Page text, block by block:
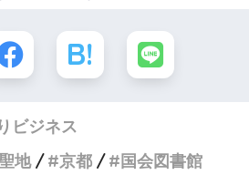
ビジネス
地 京都 国会図書館